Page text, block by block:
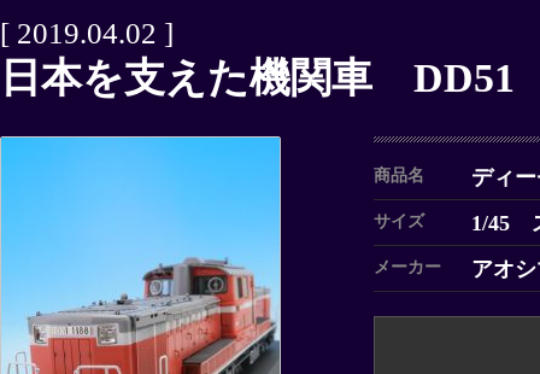
[ 2019.04.02 ]
日本を支えた機関車 DD51
商品名 ディ
サイズ 1/45
メーカー アオ